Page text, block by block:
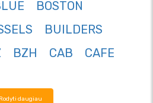
BOSTON
BUILDERS
BZH CAB
CAFE
Rodyti daugiau